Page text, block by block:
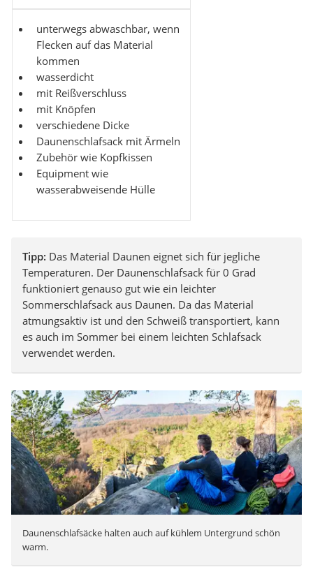
unterwegs abwaschbar, wenn
Flecken auf das Material
kommen
wasserdicht
mit Reißverschluss
mit Knöpfen
verschiedene Dicke
Daunenschlafsack mit Ärmeln
Zubehör wie Kopfkissen
Equipment wie
wasserabweisende Hülle
Tipp: Das Material Daunen eignet sich für jegliche
Temperaturen. Der Daunenschlafsack für 0 Grad
funktioniert genauso gut wie ein leichter
Sommerschlafsack aus Daunen. Da das Material
atmungsaktiv ist und den Schweiß transportiert, kann
es auch im Sommer bei einem leichten Schlafsack
verwendet werden.
Daunenschlafsäcke halten auch auf kühlem Untergrund schön
warm.